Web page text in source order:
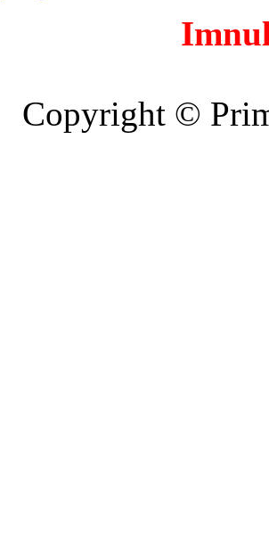
Copyright ©